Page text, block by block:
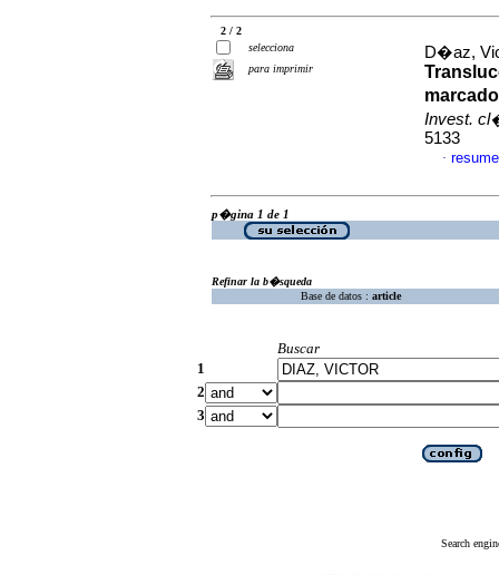
2 / 2
selecciona
para imprimir
D�az,
Invest.
5133
·
p�gina 1 de 1
Refinar la b�squeda
Base de datos : article
Buscar
1
2
3
Search